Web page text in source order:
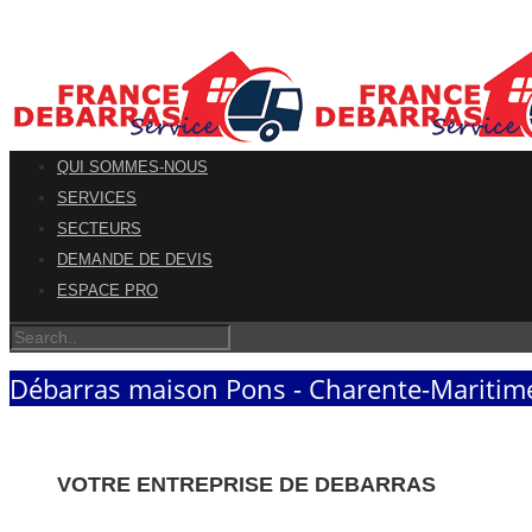
QUI SOMMES-NOUS
SERVICES
SECTEURS
DEMANDE DE DEVIS
ESPACE PRO
Débarras maison Pons - Charente-
VOTRE ENTREPRISE DE DEBARRAS